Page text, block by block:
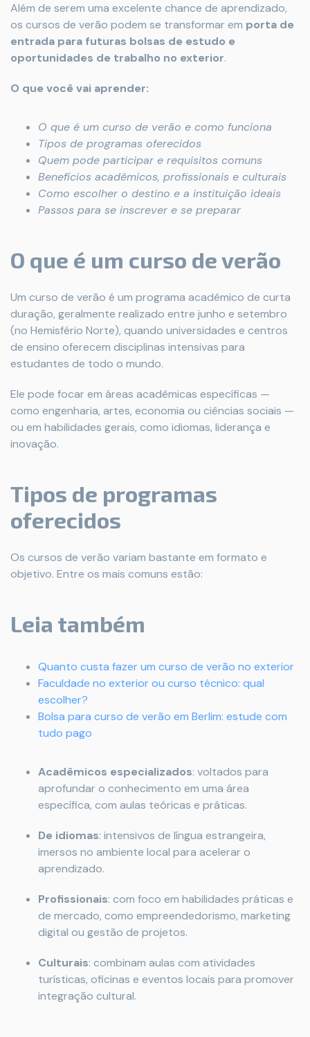
Além de serem uma excelente chance de aprendizado,
os cursos de verão podem se transformar em porta de
entrada para futuras bolsas de estudo e
oportunidades de trabalho no exterior.
O que você vai aprender:
O que é um curso de verão e como funciona
Tipos de programas oferecidos
Quem pode participar e requisitos comuns
Benefícios acadêmicos, profissionais e culturais
Como escolher o destino e a instituição ideais
Passos para se inscrever e se preparar
O que é um curso de verão
Um curso de verão é um programa acadêmico de curta
duração, geralmente realizado entre junho e setembro
(no Hemisfério Norte), quando universidades e centros
de ensino oferecem disciplinas intensivas para
estudantes de todo o mundo.
Ele pode focar em áreas acadêmicas específicas —
como engenharia, artes, economia ou ciências sociais —
ou em habilidades gerais, como idiomas, liderança e
inovação.
Tipos de programas
oferecidos
Os cursos de verão variam bastante em formato e
objetivo. Entre os mais comuns estão:
Leia também
Quanto custa fazer um curso de verão no exterior
Faculdade no exterior ou curso técnico: qual
escolher?
Bolsa para curso de verão em Berlim: estude com
tudo pago
Acadêmicos especializados: voltados para
aprofundar o conhecimento em uma área
específica, com aulas teóricas e práticas.
De idiomas: intensivos de língua estrangeira,
imersos no ambiente local para acelerar o
aprendizado.
Profissionais: com foco em habilidades práticas e
de mercado, como empreendedorismo, marketing
digital ou gestão de projetos.
Culturais: combinam aulas com atividades
turísticas, oficinas e eventos locais para promover
integração cultural.